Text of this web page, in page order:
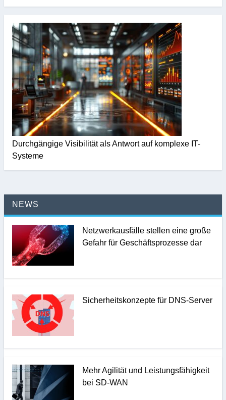
Durchgängige Visibilität als Antwort auf komplexe IT-
Systeme
NEWS
Netzwerkausfälle stellen eine große
Gefahr für Geschäftsprozesse dar
Sicherheitskonzepte für DNS-Server
Mehr Agilität und Leistungsfähigkeit
bei SD-WAN